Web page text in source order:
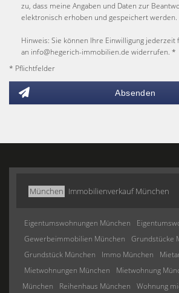
zu, dass meine Angaben und Daten zur
elektronisch erhoben und gespeichert werden.
Hinweis: Sie können Ihre Einwilligung jederzeit
an info@hegerich-immobilien.de widerrufen. *
* Pflichtfelder
Absenden
München Immobilienverkauf München
Eigentumswohnungen München
Gewerbeimmobilien München
Grundstücke
Grundstück München
Immo München
Mietwohnungen München
Mietwohnung
München
Reihenhaus München
Wohnung